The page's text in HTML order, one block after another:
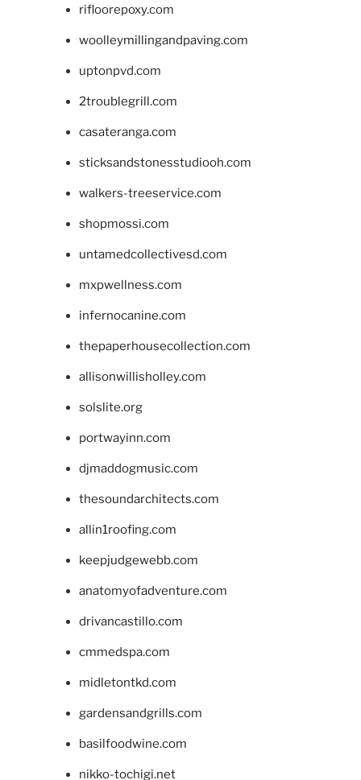
rifloorepoxy.com
woolleymillingandpaving.com
uptonpvd.com
2troublegrill.com
casateranga.com
sticksandstonesstudiooh.com
walkers-treeservice.com
shopmossi.com
untamedcollectivesd.com
mxpwellness.com
infernocanine.com
thepaperhousecollection.com
allisonwillisholley.com
solslite.org
portwayinn.com
djmaddogmusic.com
thesoundarchitects.com
allin1roofing.com
keepjudgewebb.com
anatomyofadventure.com
drivancastillo.com
cmmedspa.com
midletontkd.com
gardensandgrills.com
basilfoodwine.com
nikko-tochigi.net